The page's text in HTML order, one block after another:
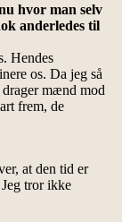
hvor man selv
anderledes til
Hendes
os. Da jeg så
drager mænd mod
frem, de
at den tid er
tror ikke